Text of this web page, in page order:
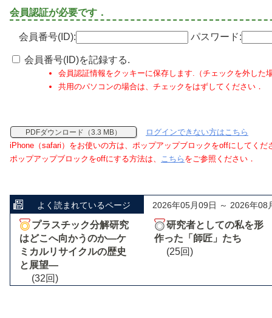
会員認証が必要です．
会員番号(ID): パスワード:
会員番号(ID)を記録する.
会員認証情報をクッキーに保存します.（チェックを外した
共用のパソコンの場合は、チェックをはずしてください．
PDFダウンロード（3.3 MB）
ログインできない方はこちら
iPhone（safari）をお使いの方は、ポップアップブロックをoffにしてくだ
ポップアップブロックをoffにする方法は、 こちら をご参照ください．
よく読まれているページ 2026年05月09日 ～ 2026年08
プラスチック分解研究
はどこへ向かうのか―ケ
ミカルリサイクルの歴史
と展望―
(32回)
研究者としての私を形
作った「師匠」たち
(25回)